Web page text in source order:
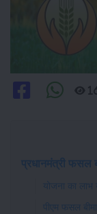
प्रधानमंत्री फसल
योजना का
पीएम फसल